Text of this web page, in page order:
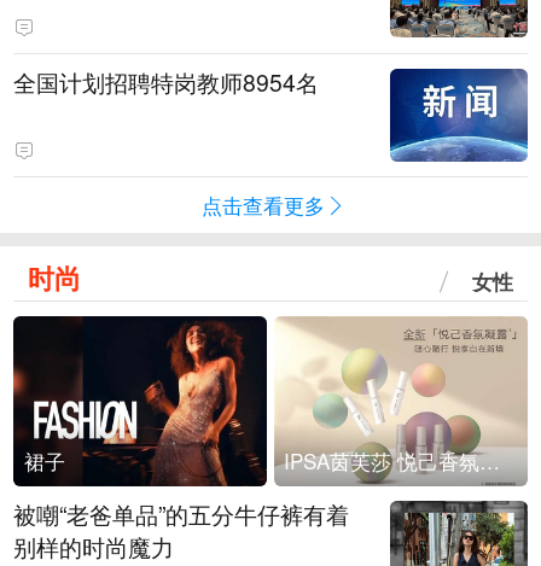
全国计划招聘特岗教师8954名
点击查看更多
时尚 女性
裙子 IPSA茵芙莎 悦己香氛凝露上市
被嘲“老爸单品”的五分牛仔裤有着
别样的时尚魔力